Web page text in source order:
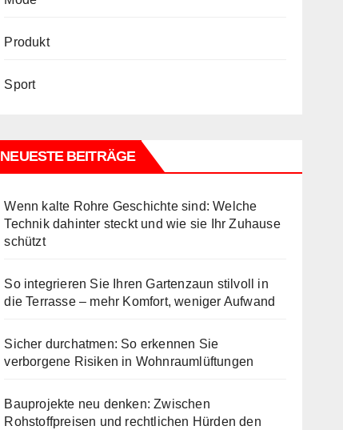
Produkt
Sport
NEUESTE BEITRÄGE
Wenn kalte Rohre Geschichte sind: Welche
Technik dahinter steckt und wie sie Ihr Zuhause
schützt
So integrieren Sie Ihren Gartenzaun stilvoll in
die Terrasse – mehr Komfort, weniger Aufwand
Sicher durchatmen: So erkennen Sie
verborgene Risiken in Wohnraumlüftungen
Bauprojekte neu denken: Zwischen
Rohstoffpreisen und rechtlichen Hürden den